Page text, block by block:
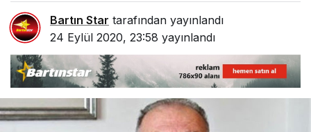
Bartın Star tarafından yayınlandı
24 Eylül 2020, 23:58 yayınlandı